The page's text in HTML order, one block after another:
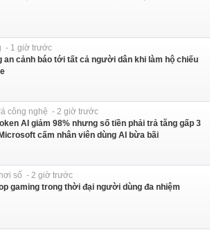
- 1 giờ trước
an cảnh báo tới tất cả người dân khi làm hộ chiếu
công nghệ - 2 giờ trước
AI giảm 98% nhưng số tiền phải trả tăng gấp 3
cấm nhân viên dùng AI bừa bãi
số - 2 giờ trước
gaming trong thời đại người dùng đa nhiệm